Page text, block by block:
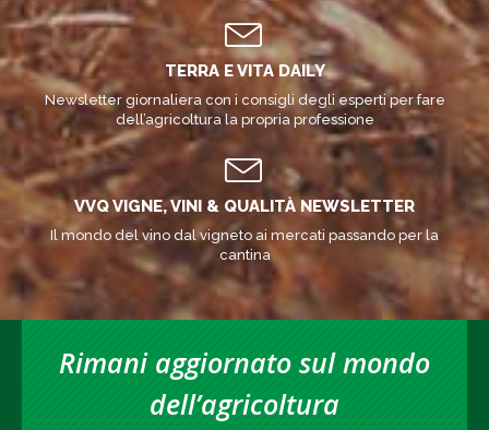
TERRA E VITA DAILY
Newsletter giornaliera con i consigli degli esperti per fare
dell’agricoltura la propria professione
VVQ VIGNE, VINI & QUALITÀ NEWSLETTER
Il mondo del vino dal vigneto ai mercati passando per la
cantina
Rimani aggiornato sul mondo
dell’agricoltura